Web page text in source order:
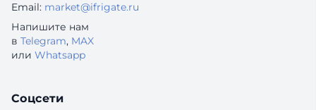
Email: market@ifrigate.ru
Напишите нам
в Telegram, MAX
или Whatsapp
Соцсети